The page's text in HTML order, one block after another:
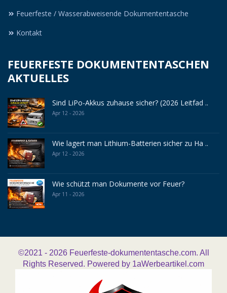
Feuerfeste / Wasserabweisende Dokumententasche
Kontakt
FEUERFESTE DOKUMENTENTASCHEN
AKTUELLES
Sind LiPo-Akkus zuhause sicher? (2026 Leitfad ..
Apr 12 - 2026
Wie lagert man Lithium-Batterien sicher zu Ha ..
Apr 12 - 2026
Wie schützt man Dokumente vor Feuer?
Apr 11 - 2026
©2021 - 2026 Feuerfeste-dokumententasche.com. All
Rights Reserved. Powered by 1aWerbeartikel.com